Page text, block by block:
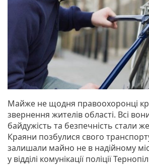
Майже не щодня правоохоронці
звернення жителів області. Всі
байдужість та безпечність стали
Краяни позбулися свого
залишали майно не в надійному
у відділі комунікації поліції